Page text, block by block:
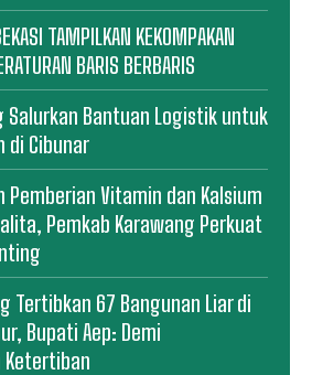
TAMPILKAN KEKOMPAKAN
BARIS BERBARIS
Salurkan Bantuan Logistik untuk
di Cibunar
Pemberian Vitamin dan Kalsium
Pemkab Karawang Perkuat
Tertibkan 67 Bangunan Liar di
Bupati Aep: Demi
Ketertiban